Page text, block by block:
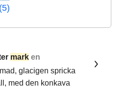
mark en
glacigen spricka
med den konkava